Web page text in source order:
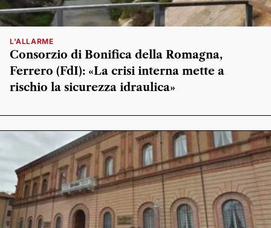
L'ALLARME
Consorzio di Bonifica della Romagna,
Ferrero (FdI): «La crisi interna mette a
rischio la sicurezza idraulica»